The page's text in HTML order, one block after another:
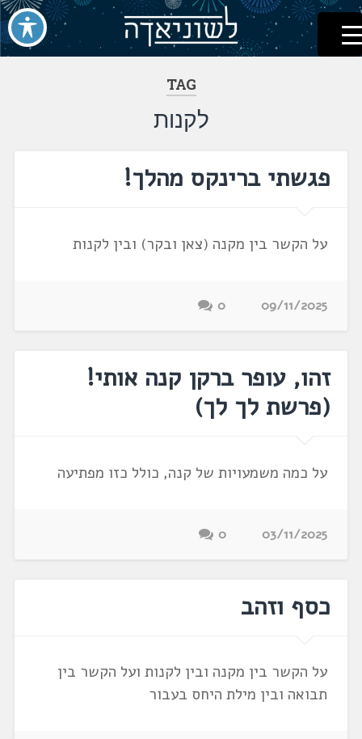
דלג
לתוכן
לשוניאדה
עברית. לשון. שפה
TAG
לקנות
פגשתי ברינקס מהלך!
על הקשר בין מקנה (צאן ובקר) ובין לקנות
09/11/2025
0
זהו, עופר ברקן קנה אותי!
(פרשת לך לך)
על כמה משמעויות של קנה, כולל כזו מפתיעה
03/11/2025
0
כסף וזהב
על הקשר בין מקנה ובין לקנות ועל הקשר בין
תבואה ובין מילת היחס בעבור